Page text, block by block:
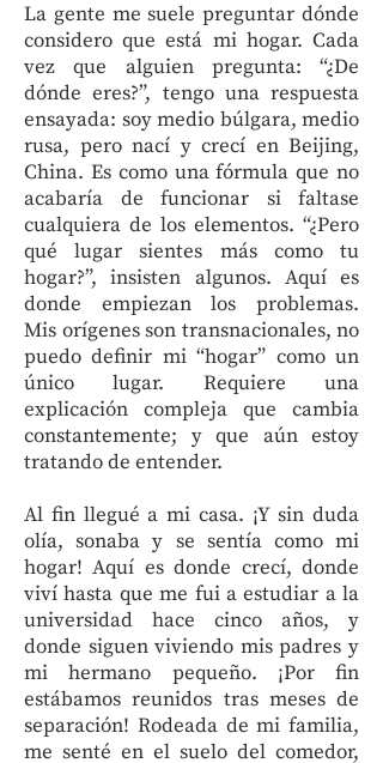
La gente me suele preguntar dónde
considero que está mi hogar. Cada
vez que alguien pregunta: “¿De
dónde eres?”, tengo una respuesta
ensayada: soy medio búlgara, medio
rusa, pero nací y crecí en Beijing,
China. Es como una fórmula que no
acabaría de funcionar si faltase
cualquiera de los elementos. “¿Pero
qué lugar sientes más como tu
hogar?”, insisten algunos. Aquí es
donde empiezan los problemas.
Mis orígenes son transnacionales, no
puedo definir mi “hogar” como un
único lugar. Requiere una
explicación compleja que cambia
constantemente; y que aún estoy
tratando de entender.
Al fin llegué a mi casa. ¡Y sin duda
olía, sonaba y se sentía como mi
hogar! Aquí es donde crecí, donde
viví hasta que me fui a estudiar a la
universidad hace cinco años, y
donde siguen viviendo mis padres y
mi hermano pequeño. ¡Por fin
estábamos reunidos tras meses de
separación! Rodeada de mi familia,
me senté en el suelo del comedor,